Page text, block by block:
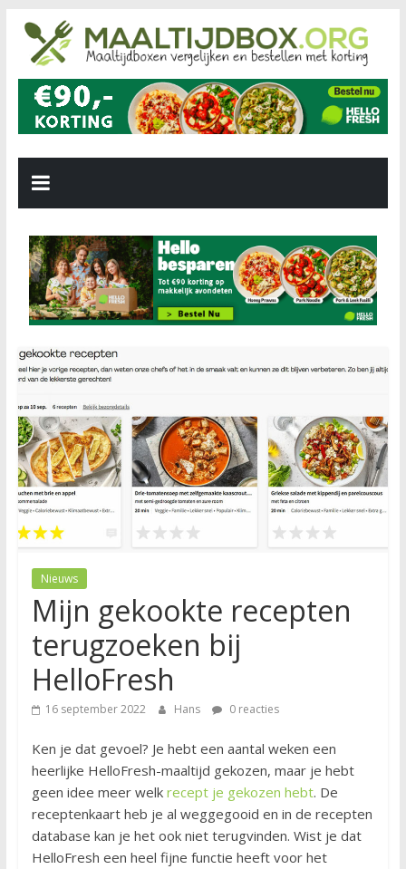
Nieuws
Mijn gekookte recepten
terugzoeken bij
HelloFresh
16 september 2022 Hans 0 reacties
Ken je dat gevoel? Je hebt een aantal weken een
heerlijke HelloFresh-maaltijd gekozen, maar je hebt
geen idee meer welk recept je gekozen hebt. De
receptenkaart heb je al weggegooid en in de recepten
database kan je het ook niet terugvinden. Wist je dat
HelloFresh een heel fijne functie heeft voor het